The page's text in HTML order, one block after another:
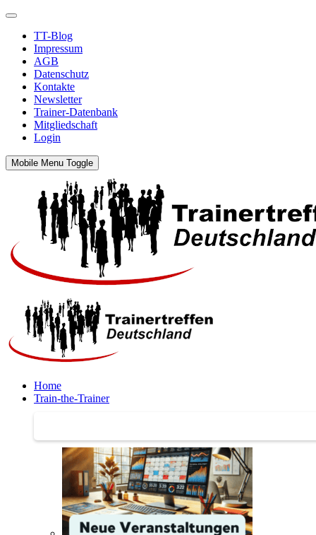
TT-Blog
Impressum
AGB
Datenschutz
Kontakte
Newsletter
Trainer-Datenbank
Mitgliedschaft
Login
Mobile Menu Toggle
Home
Train-the-Trainer